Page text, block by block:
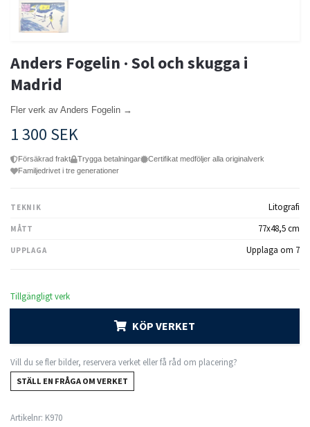
Anders Fogelin · Sol och skugga i
Madrid
Fler verk av Anders Fogelin →
1 300 SEK
Försäkrad frakt Trygga betalningar
Certifikat medföljer alla originalverk
Familjedrivet i tre generationer
TEKNIK Litografi
MÅTT 77x48,5 cm
UPPLAGA Upplaga om 7
Tillgängligt verk
KÖP VERKET
Vill du se fler bilder, reservera verket eller få råd om placering?
STÄLL EN FRÅGA OM VERKET
Artikelnr: K970